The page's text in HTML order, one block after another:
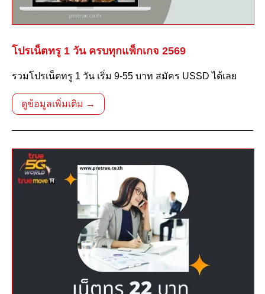
โปรเน็ตทรู 1 วัน ครบทุกแพ็กเกจ 2569
รวมโปรเน็ตทรู 1 วัน เริ่ม 9-55 บาท สมัคร USSD ได้เลย
ดูข้อมูลเพิ่มเติม →